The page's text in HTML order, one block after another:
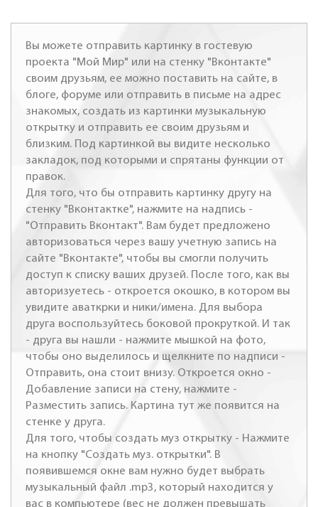
Вы можете отправить картинку в гостевую
проекта "Мой Мир" или на стенку "Вконтакте"
своим друзьям, ее можно поставить на сайте, в
блоге, форуме или отправить в письме на адрес
знакомых, создать из картинки музыкальную
открытку и отправить ее своим друзьям и
близким. Под картинкой вы видите несколько
закладок, под которыми и спрятаны функции от
правок.
Для того, что бы отправить картинку другу на
стенку "Вконтактке", нажмите на надпись -
"Отправить Вконтакт". Вам будет предложено
авторизоваться через вашу учетную запись на
сайте "Вконтакте", чтобы вы смогли получить
доступ к списку ваших друзей. После того, как вы
авторизуетесь - откроется окошко, в котором вы
увидите аваткрки и ники/имена. Для выбора
друга воспользуйтесь боковой прокруткой. И так
- друга вы нашли - нажмите мышкой на фото,
чтобы оно выделилось и щелкните по надписи -
Отправить, она стоит внизу. Откроется окно -
Добавление записи на стену, нажмите -
Разместить запись. Картина тут же появится на
стенке у друга.
Для того, чтобы создать муз открытку - Нажмите
на кнопку "Создать муз. открытки". В
появившемся окне вам нужно будет выбрать
музыкальный файл .mp3, который находится у
вас в компьютере (вес не должен превышать